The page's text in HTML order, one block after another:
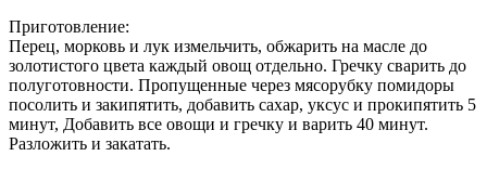
Приготовление:
Перец, морковь и лук измельчить, обжарить на масле до
золотистого цвета каждый овощ отдельно. Гречку сварить до
полуготовности. Пропущенные через мясорубку помидоры
посолить и закипятить, добавить сахар, уксус и прокипятить 5
минут, Добавить все овощи и гречку и варить 40 минут.
Разложить и закатать.